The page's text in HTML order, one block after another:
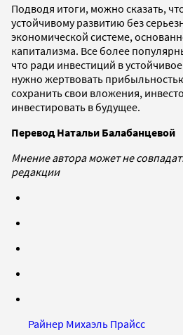
Подводя итоги, можно сказать,
устойчивому развитию без
экономической системе,
капитализма. Все более
что ради инвестиций в
нужно жертвовать
сохранить свои вложения,
инвестировать в будущее.
Перевод Натальи Балабанцевой
Мнение автора может не
редакции
Райнер Михаэль Прайсс